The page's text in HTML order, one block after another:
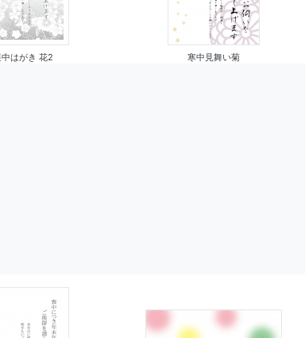
はがき 花2 寒中見舞い菊